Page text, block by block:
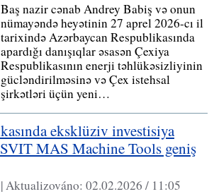
Baş nazir cənab Andrey Babiş və onun
nümayəndə heyətinin 27 aprel 2026-cı il
tarixində Azərbaycan Respublikasında
apardığı danışıqlar əsasən Çexiya
Respublikasının enerji təhlükəsizliyinin
gücləndirilməsinə və Çex istehsal
şirkətləri üçün yeni…
eksklüziv investisiya
MAS Machine Tools geniş
Aktualizováno: 02.02.2026 / 11:05